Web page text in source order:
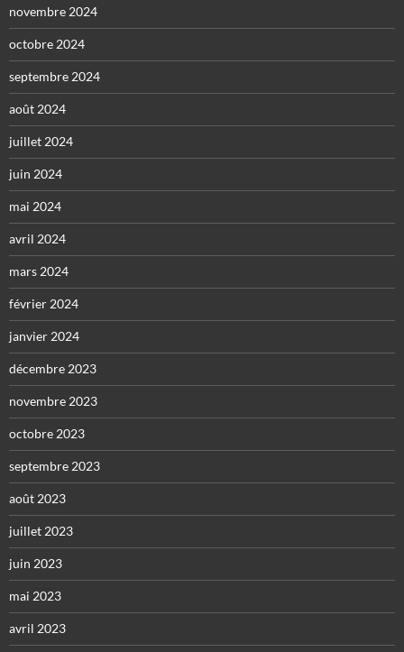
novembre 2024
octobre 2024
septembre 2024
août 2024
juillet 2024
juin 2024
mai 2024
avril 2024
mars 2024
février 2024
janvier 2024
décembre 2023
novembre 2023
octobre 2023
septembre 2023
août 2023
juillet 2023
juin 2023
mai 2023
avril 2023